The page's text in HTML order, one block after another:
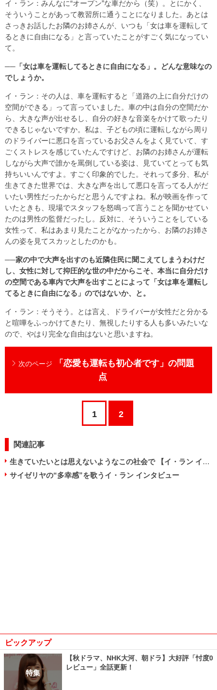
イ・ラン：みんなに“オープン”な車だから（笑）。とにかく、
そういうことがあって教習所に通うことになりました。あとは
さっきお話したお隣のお姉さんが、いつも「女は車を運転して
るときに自由になる」と言っていたことがすごく気になってい
て。
──「女は車を運転してるときに自由になる」。どんな意味なの
でしょうか。
イ・ラン：その人は、車を運転すると「道路の上に自分だけの
空間ができる」って言っていました。車の中は自分の空間だか
ら、大きな声が出せるし、自分の好きな音楽をかけて歌ったり
できるじゃないですか。私は、子どもの頃に運転しながら周り
のドライバーに悪口を言っているお父さんをよく見ていて、す
ごくストレスを感じていたんですけど、お隣のお姉さんが運転
しながら大声で誰かを罵倒している姿は、見ていてとっても気
持ちいいんですよ。すごく印象的でした。それって多分、私が
生きてきた世界では、大きな声を出して悪口を言ってる人がだ
いたい男性だったからだと思うんですよね。私が映画を作って
いたときも、現場でスタッフを怒鳴って言うことを聞かせてい
たのは男性の監督だったし。反対に、そういうことをしている
女性って、私はあまり見たことがなかったから、お隣のお姉さ
んの姿を見てスカッとしたのかも。
──家の中で大声を出すのも近隣住民に聞こえてしまうわけだ
し、女性に対して抑圧的な世の中だからこそ、本当に自分だけ
の空間である車内で大声を出すことによって「女は車を運転し
てるときに自由になる」のではないか、と。
イ・ラン：そうそう。とは言え、ドライバーが女性だと分かる
と喧嘩をふっかけてきたり、無視したりする人も多いみたいな
ので、やはり完全な自由はないと思いますね。
次のページ
「恋愛も運転も初心者です」の問題
点
1 2
関連記事
生きていたいとは思えないようなこの社会で 【イ・ラン インタビュー】
サイゼリヤの“多幸感”を歌うイ・ラン インタビュー
ピックアップ
特集
【秋ドラマ、NHK大河、朝ドラ】大好評「忖度0
レビュー」全話更新！